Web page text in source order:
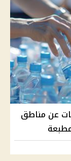
بالجيزة لمدة 8 ساعات عن مناطق